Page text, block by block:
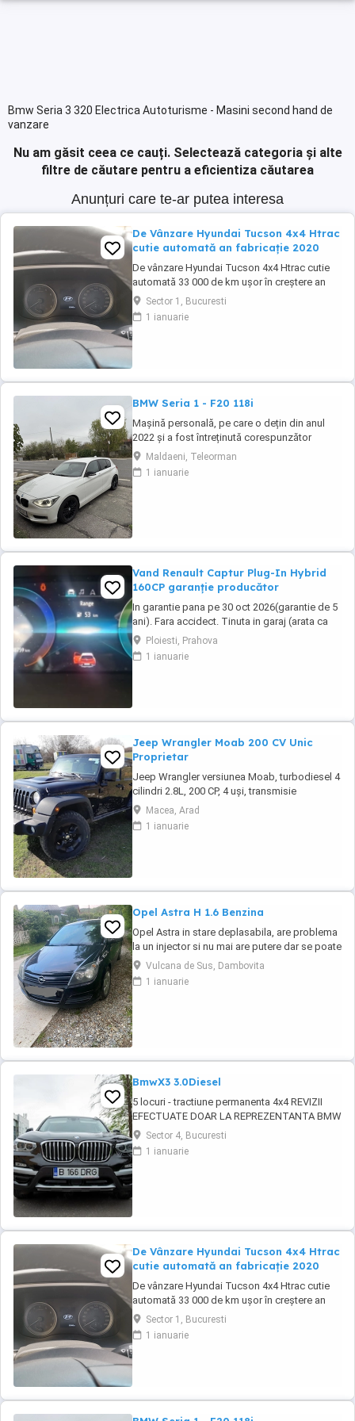
Bmw Seria 3 320 Electrica Autoturisme - Masini second hand de
vanzare
Nu am găsit ceea ce cauți. Selectează categoria și alte
filtre de căutare pentru a eficientiza căutarea
Anunțuri care te-ar putea interesa
De Vânzare Hyundai Tucson 4x4 Htrac
cutie automată an fabricație 2020
De vânzare Hyundai Tucson 4x4 Htrac cutie
automată 33 000 de km ușor în creștere an
fabricație 2020 ,anul trecut a ieșit din garanție,
revizie efectuată la 30000 de km ,schimb ulei
și filtre.Climă automată,volan îmbrăcat în piele
Sector 1, Bucuresti
1 ianuarie
BMW Seria 1 - F20 118i
Mașină personală, pe care o dețin din anul
2022 și a fost întreținută corespunzător
(revizia la 8000-9000 km). Distribuție, ambreiaj
și suspensie (telescoape, brațe+bucși)- au
fost înlocuite cu un an în urmă. Două seturi de
Maldaeni, Teleorman
1 ianuarie
Vand Renault Captur Plug-In Hybrid
160CP garanție producător
In garantie pana pe 30 oct 2026(garantie de 5
ani). Fara accidect. Tinuta in garaj (arata ca
noua, nu are zgarieturi). Folosita doar la
naveta(30km zilnic). Nu are urme de uzura,
placutele si discurile nu sunt deloc uzate
Ploiesti, Prahova
1 ianuarie
Jeep Wrangler Moab 200 CV Unic
Proprietar
Jeep Wrangler versiunea Moab, turbodiesel 4
cilindri 2.8L, 200 CP, 4 uși, transmisie
automată 5 trepte, interior din piele neagră, se
remarcă prin capota ridicată, hardtop în
culoarea caroseriei, geamuri fumurii, trepte
Macea, Arad
1 ianuarie
Opel Astra H 1.6 Benzina
Opel Astra in stare deplasabila, are problema
la un injector si nu mai are putere dar se poate
deplasa, pretul este negociabil la fata locului,
masina are si instalație Gpl omologată.
Vulcana de Sus, Dambovita
1 ianuarie
BmwX3 3.0Diesel
5 locuri - tractiune permanenta 4x4 REVIZII
EFECTUATE DOAR LA REPREZENTANTA BMW
CUTIE AUTOMATA 8+1 TREPTE 3 moduri
condus AUTOHOLD ASISTENT PLECARE DIN
RAMPA Camera frontala parbriz asistenta
Sector 4, Bucuresti
1 ianuarie
De Vânzare Hyundai Tucson 4x4 Htrac
cutie automată an fabricație 2020
De vânzare Hyundai Tucson 4x4 Htrac cutie
automată 33 000 de km ușor în creștere an
fabricație 2020 ,anul trecut a ieșit din garanție,
revizie efectuată la 30000 de km ,schimb ulei
și filtre.Climă automată,volan îmbrăcat în piele
Sector 1, Bucuresti
1 ianuarie